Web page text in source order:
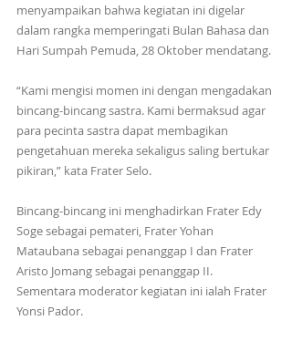
menyampaikan bahwa kegiatan ini digelar
dalam rangka memperingati Bulan Bahasa dan
Hari Sumpah Pemuda, 28 Oktober mendatang.
“Kami mengisi momen ini dengan mengadakan
bincang-bincang sastra. Kami bermaksud agar
para pecinta sastra dapat membagikan
pengetahuan mereka sekaligus saling bertukar
pikiran,” kata Frater Selo.
Bincang-bincang ini menghadirkan Frater Edy
Soge sebagai pemateri, Frater Yohan
Mataubana sebagai penanggap I dan Frater
Aristo Jomang sebagai penanggap II.
Sementara moderator kegiatan ini ialah Frater
Yonsi Pador.